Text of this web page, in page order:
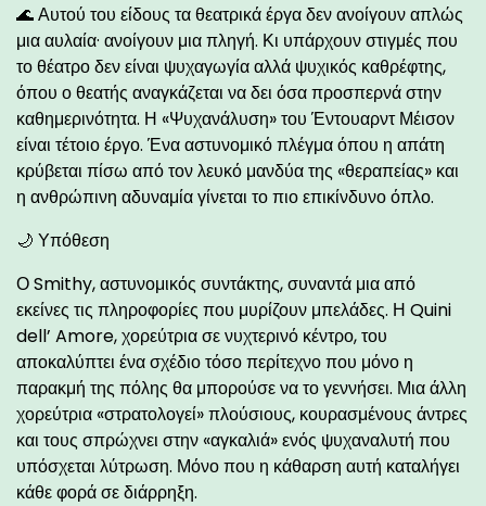
🌊 Αυτού του είδους τα θεατρικά έργα δεν ανοίγουν απλώς
μια αυλαία· ανοίγουν μια πληγή. Κι υπάρχουν στιγμές που
το θέατρο δεν είναι ψυχαγωγία αλλά ψυχικός καθρέφτης,
όπου ο θεατής αναγκάζεται να δει όσα προσπερνά στην
καθημερινότητα. Η «Ψυχανάλυση» του Έντουαρντ Μέισον
είναι τέτοιο έργο. Ένα αστυνομικό πλέγμα όπου η απάτη
κρύβεται πίσω από τον λευκό μανδύα της «θεραπείας» και
η ανθρώπινη αδυναμία γίνεται το πιο επικίνδυνο όπλο.
🌙 Υπόθεση
Ο Smithy, αστυνομικός συντάκτης, συναντά μια από
εκείνες τις πληροφορίες που μυρίζουν μπελάδες. Η Quini
dell’ Amore, χορεύτρια σε νυχτερινό κέντρο, του
αποκαλύπτει ένα σχέδιο τόσο περίτεχνο που μόνο η
παρακμή της πόλης θα μπορούσε να το γεννήσει. Μια άλλη
χορεύτρια «στρατολογεί» πλούσιους, κουρασμένους άντρες
και τους σπρώχνει στην «αγκαλιά» ενός ψυχαναλυτή που
υπόσχεται λύτρωση. Μόνο που η κάθαρση αυτή καταλήγει
κάθε φορά σε διάρρηξη.